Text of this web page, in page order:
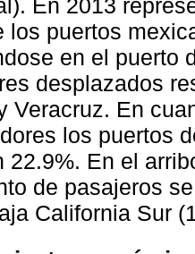
En 2013
los puertos
en el puerto
desplazados
Veracruz. En
los puertos
22.9%. En el
de pasajeros
California Sur